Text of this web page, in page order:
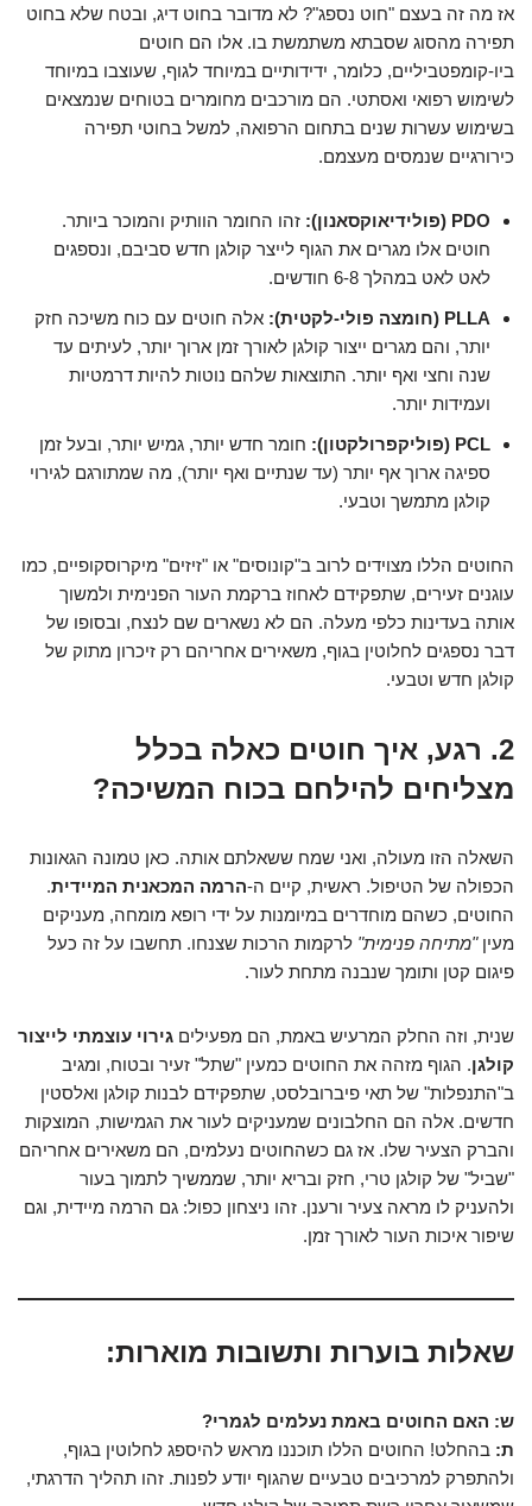
אז מה זה בעצם "חוט נספג"? לא מדובר בחוט דיג, ובטח שלא בחוט
תפירה מהסוג שסבתא משתמשת בו. אלו הם חוטים
ביו-קומפטביליים, כלומר, ידידותיים במיוחד לגוף, שעוצבו במיוחד
לשימוש רפואי ואסתטי. הם מורכבים מחומרים בטוחים שנמצאים
בשימוש עשרות שנים בתחום הרפואה, למשל בחוטי תפירה
כירורגיים שנמסים מעצמם.
PDO (פולידיאוקסאנון):
זהו החומר הוותיק והמוכר ביותר.
חוטים אלו מגרים את הגוף לייצר קולגן חדש סביבם, ונספגים
לאט לאט במהלך 6-8 חודשים.
PLLA (חומצה פולי-לקטית):
אלה חוטים עם כוח משיכה חזק
יותר, והם מגרים ייצור קולגן לאורך זמן ארוך יותר, לעיתים עד
שנה וחצי ואף יותר. התוצאות שלהם נוטות להיות דרמטיות
ועמידות יותר.
PCL (פוליקפרולקטון):
חומר חדש יותר, גמיש יותר, ובעל זמן
ספיגה ארוך אף יותר (עד שנתיים ואף יותר), מה שמתורגם לגירוי
קולגן מתמשך וטבעי.
החוטים הללו מצוידים לרוב ב"קונוסים" או "זיזים" מיקרוסקופיים, כמו
עוגנים זעירים, שתפקידם לאחוז ברקמת העור הפנימית ולמשוך
אותה בעדינות כלפי מעלה. הם לא נשארים שם לנצח, ובסופו של
דבר נספגים לחלוטין בגוף, משאירים אחריהם רק זיכרון מתוק של
קולגן חדש וטבעי.
2. רגע, איך חוטים כאלה בכלל
מצליחים להילחם בכוח המשיכה?
השאלה הזו מעולה, ואני שמח ששאלתם אותה. כאן טמונה הגאונות
הכפולה של הטיפול. ראשית, קיים ה-הרמה המכאנית המיידית.
החוטים, כשהם מוחדרים במיומנות על ידי רופא מומחה, מעניקים
מעין"מתיחה פנימית" לרקמות הרכות שצנחו. תחשבו על זה כעל
פיגום קטן ותומך שנבנה מתחת לעור.
שנית, וזה החלק המרעיש באמת, הם מפעילים גירוי עוצמתי לייצור
קולגן. הגוף מזהה את החוטים כמעין "שתל" זעיר ובטוח, ומגיב
ב"התנפלות" של תאי פיברובלסט, שתפקידם לבנות קולגן ואלסטין
חדשים. אלה הם החלבונים שמעניקים לעור את הגמישות, המוצקות
והברק הצעיר שלו. אז גם כשהחוטים נעלמים, הם משאירים אחריהם
"שביל" של קולגן טרי, חזק ובריא יותר, שממשיך לתמוך בעור
ולהעניק לו מראה צעיר ורענן. זהו ניצחון כפול: גם הרמה מיידית, וגם
שיפור איכות העור לאורך זמן.
שאלות בוערות ותשובות מוארות:
ש: האם החוטים באמת נעלמים לגמרי?
ת: בהחלט! החוטים הללו תוכננו מראש להיספג לחלוטין בגוף,
ולהתפרק למרכיבים טבעיים שהגוף יודע לפנות. זהו תהליך הדרגתי,